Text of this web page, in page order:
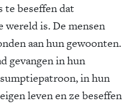
te beseffen dat
wereld is. De mensen
aan hun gewoonten.
gevangen in hun
in hun
leven en ze beseffen